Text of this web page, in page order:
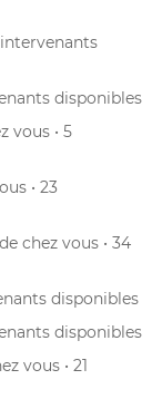
intervenants
disponibles
vous • 5
• 23
chez vous • 34
disponibles
disponibles
vous • 21